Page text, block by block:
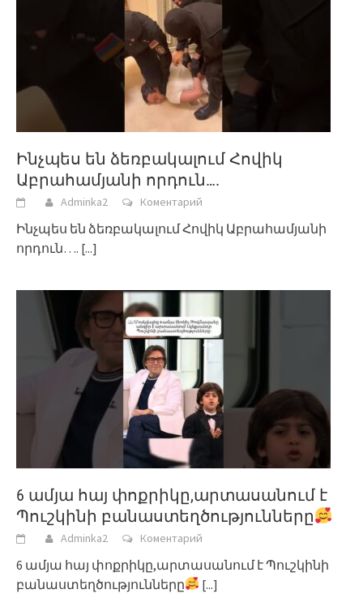
Ինչպես են ձեռբակալում Հովիկ
Աբրահամյանի որդուն….
Adminka2 Коментарий
Ինչպես են ձեռբակալում Հովիկ Աբրահամյանի
որդուն…. [...]
6 ամյա հայ փոքրիկը,արտասանում է
Պուշկինի բանաստեղծությունները
Adminka2 Коментарий
6 ամյա հայ փոքրիկը,արտասանում է Պուշկինի
բանաստեղծությունները
[...]